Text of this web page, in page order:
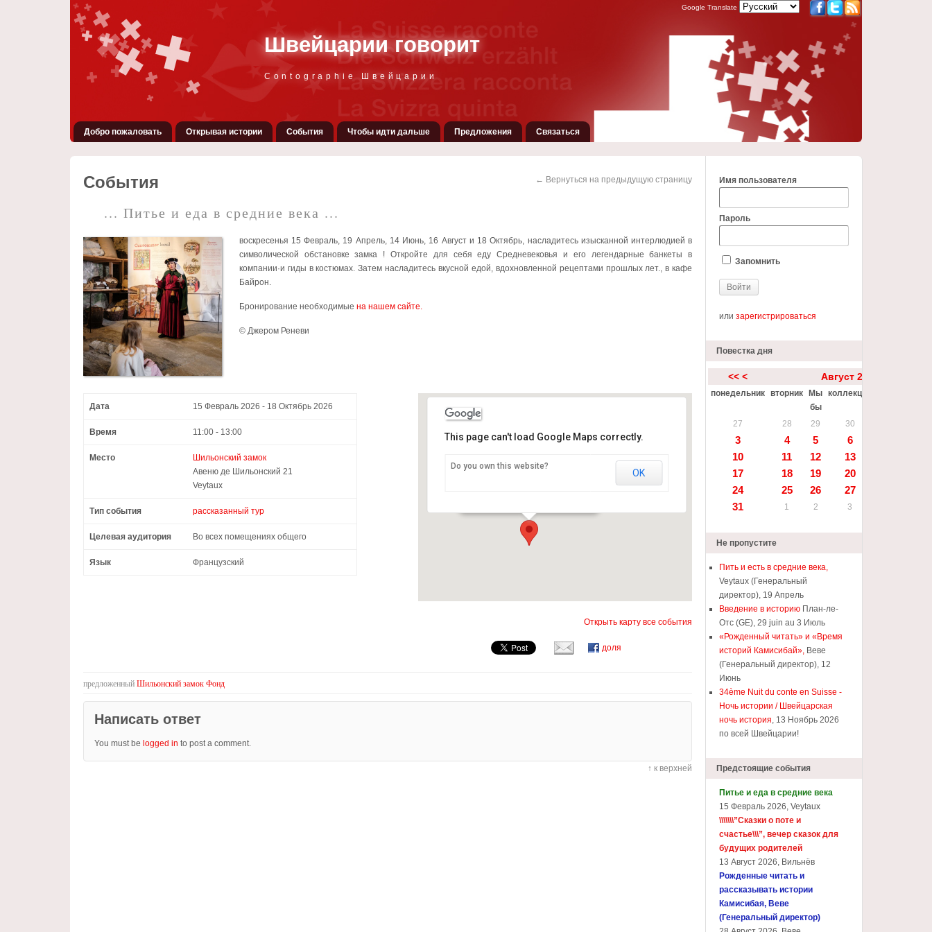
Швейцарии говорит
Contographie Швейцарии
Google Translate
Добро пожаловать Открывая истории События Чтобы идти дальше Предложения Связаться
← Вернуться на предыдущую страницу
События
... Питье и еда в средние века ...
воскресенья 15 Февраль, 19 Апрель, 14 Июнь, 16 Август и 18 Октябрь, насладитесь изысканной интерлюдией в
символической обстановке замка ! Откройте для себя еду Средневековья и его легендарные банкеты в
компании·и гиды в костюмах. Затем насладитесь вкусной едой, вдохновленной рецептами прошлых лет., в кафе
Байрон.
Бронирование необходимые на нашем сайте.
©Джером Реневи
Дата 15 Февраль 2026 - 18 Октябрь 2026
Время 11:00 - 13:00
Место
Шильонский замок
Авеню де Шильонский 21
Veytaux
Тип события рассказанный тур
Целевая аудитория Во всех помещениях общего
Язык Французский
This page can't load Google Maps correctly.
Do you own this website?
OK
Открыть карту все события
доля
предложенныйШильонский замок Фонд
Написать ответ
You must be logged in to post a comment.
↑ к верхней
Имя пользователя
Пароль
Запомнить
илизарегистрироваться
Повестка дня
<< < Август 2026
понедельник вторник
Мы
бы
коллекция
27 28 29 30
3
4 5 6
10
11 12 13
17
18 19 20
24
25 26 27
31
1 2 3
Не пропустите
Пить и есть в средние века,
Veytaux (Генеральный
директор), 19 Апрель
Введение в историю План-ле-
Отс (GE), 29 juin au 3 Июль
«Рожденный читать» и «Время
историй Камисибай», Веве
(Генеральный директор), 12
Июнь
34ème Nuit du conte en Suisse -
Ночь истории / Швейцарская
ночь история, 13 Ноябрь 2026
по всей Швейцарии!
Предстоящие события
Питье и еда в средние века
15 Февраль 2026, Veytaux
\\\\\\\”Сказки о поте и
счастье\\\”, вечер сказок для
будущих родителей
13 Август 2026, Вильнёв
Рожденные читать и
рассказывать истории
Камисибая, Веве
(Генеральный директор)